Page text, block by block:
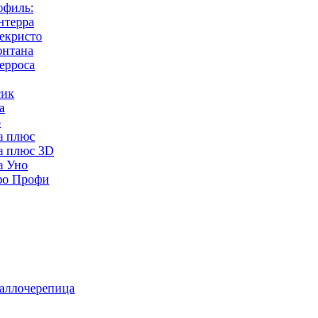
плюс
плюс 3D
Уно
Профи